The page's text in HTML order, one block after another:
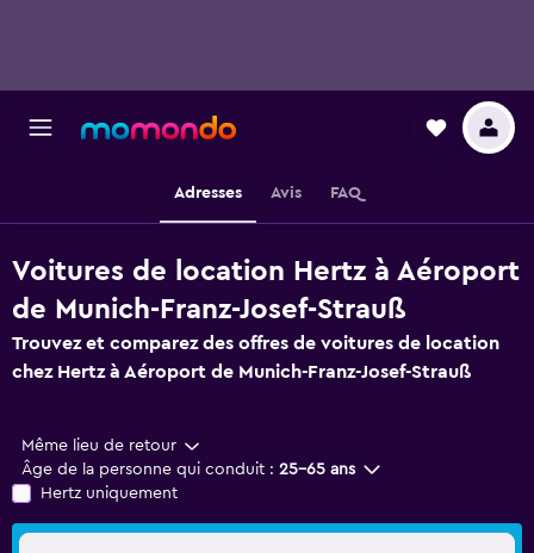
Adresses Avis FAQ
Voitures de location Hertz à Aéroport
de Munich-Franz-Josef-Strauß
Trouvez et comparez des offres de voitures de location
chez Hertz à Aéroport de Munich-Franz-Josef-Strauß
Même lieu de retour
Âge de la personne qui conduit : 25-65 ans
Hertz uniquement